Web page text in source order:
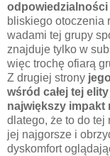
odpowiedzialności
bliskiego otoczenia
wadami tej grupy
znajduje tylko w
więc trochę ofiarą
Z drugiej strony
wśród całej tej
największy impakt
dlatego, że to do tej
jej najgorsze i
dyskomfort